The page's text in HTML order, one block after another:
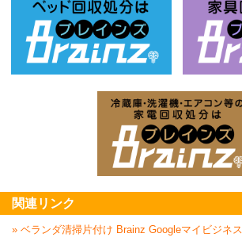
関連リンク
» ベランダ清掃片付け Brainz Googleマイビジネス